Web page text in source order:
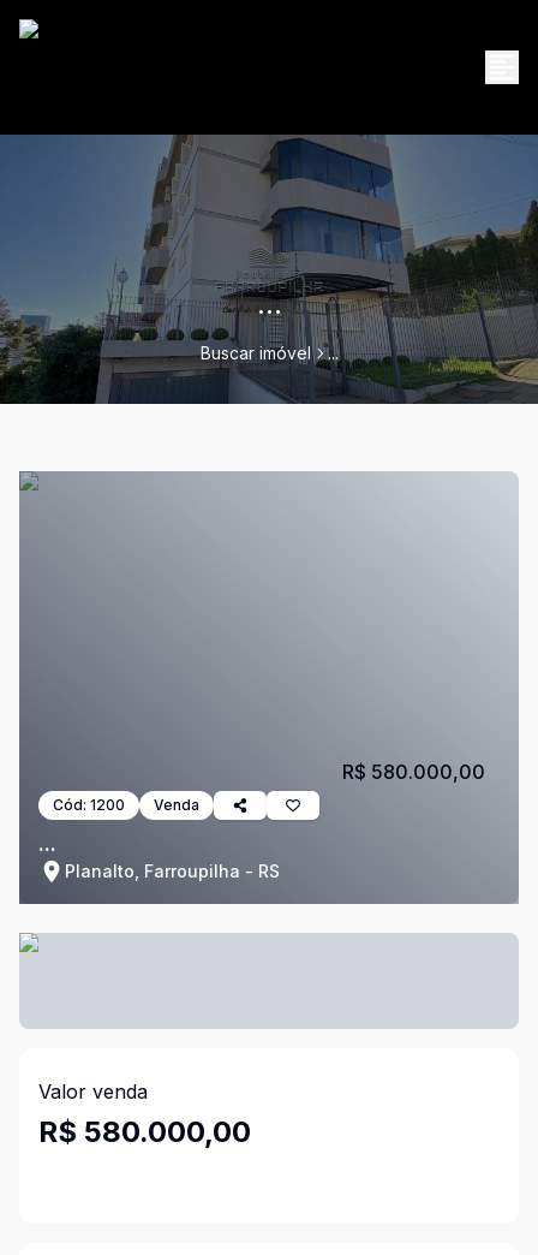
...
Buscar imóvel ...
Cód: 1200 Venda
...
Planalto, Farroupilha - RS
R$ 580.000,00
Valor venda
R$ 580.000,00